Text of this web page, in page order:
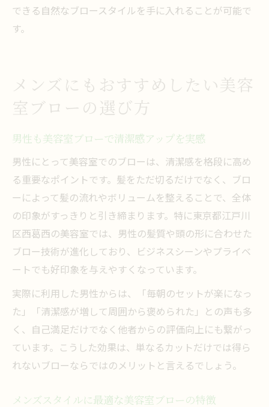
できる自然なブロースタイルを手に入れることが可能で
す。
メンズにもおすすめしたい美容
室ブローの選び方
男性も美容室ブローで清潔感アップを実感
男性にとって美容室でのブローは、清潔感を格段に高め
る重要なポイントです。髪をただ切るだけでなく、ブロ
ーによって髪の流れやボリュームを整えることで、全体
の印象がすっきりと引き締まります。特に東京都江戸川
区西葛西の美容室では、男性の髪質や頭の形に合わせた
ブロー技術が進化しており、ビジネスシーンやプライベ
ートでも好印象を与えやすくなっています。
実際に利用した男性からは、「毎朝のセットが楽になっ
た」「清潔感が増して周囲から褒められた」との声も多
く、自己満足だけでなく他者からの評価向上にも繋がっ
ています。こうした効果は、単なるカットだけでは得ら
れないブローならではのメリットと言えるでしょう。
メンズスタイルに最適な美容室ブローの特徴